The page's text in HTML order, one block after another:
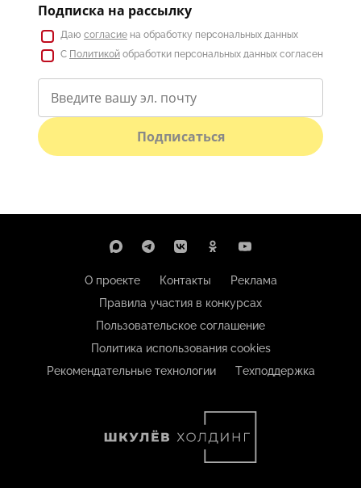
Подписка на рассылку
Даю согласие на обработку персональных данных
С Политикой обработки персональных данных согласен
Подписаться
О проекте Контакты
Реклама
Правила участия в конкурсах
Пользовательское соглашение
Политика использования cookies
Рекомендательные технологии
Техподдержка